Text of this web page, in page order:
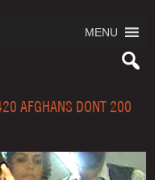
MENU
AFGHANS DONT 200